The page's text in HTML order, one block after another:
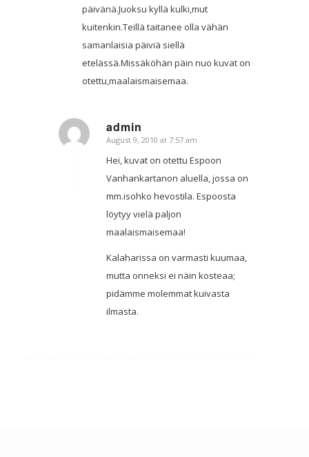
päivänä.Juoksu kyllä kulki,mut
kuitenkin.Teillä taitanee olla vähän
samanlaisia päiviä siellä
etelässä.Missäköhän päin nuo kuvat on
otettu,maalaismaisemaa.
admin
says:
August 9, 2010 at 7:57 am
Hei, kuvat on otettu Espoon
Vanhankartanon aluella, jossa on
mm.isohko hevostila. Espoosta
löytyy vielä paljon
maalaismaisemaa!
Kalaharissa on varmasti kuumaa,
mutta onneksi ei näin kosteaa;
pidämme molemmat kuivasta
ilmasta.